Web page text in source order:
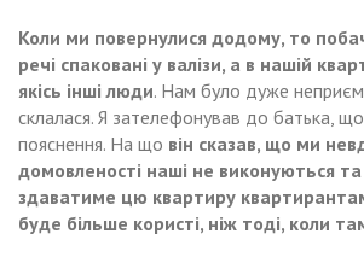
Коли ми повернулися додому, то
речі спаковані у валізи, а в нашій
якісь інші люди. Нам було дуже
склалася. Я зателефонував до батька,
пояснення. На що він сказав, що ми
домовленості наші не виконуються та
здаватиме цю квартиру
буде більше користі, ніж тоді, коли